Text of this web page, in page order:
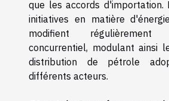
que les accords d'importation.
initiatives en matière
modifient
concurrentiel, modulant ainsi
distribution de pétrole
différents acteurs.